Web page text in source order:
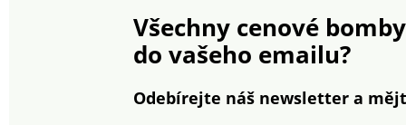
přírodní vlákno
pěstované bez
zavlažování.
přináší jemnou
Lze prát v pračce.
Všechny cenové bomby
do vašeho emailu?
Odebírejte náš newsletter a